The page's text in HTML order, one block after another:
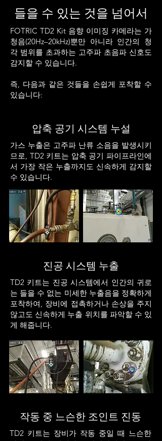
들을 수 있는 것을 넘어서
FOTRIC TD2 Kit 음향 이미징 카메라는 가
청음(20Hz–20kHz)뿐만 아니라 인간의 청
각 범위를 초과하는 고주파 초음파 신호도
감지할 수 있습니다.
즉, 다음과 같은 것들을 손쉽게 포착할 수
있습니다:
압축 공기 시스템 누설
가스 누출은 고주파 난류 소음을 발생시키
므로, TD2 키트는 압축 공기 파이프라인에
서 가장 작은 누출까지도 신속하게 감지할
수 있습니다.
진공 시스템 누출
TD2 키트는 진공 시스템에서 인간의 귀로
는 들을 수 없는 미세한 누출음을 정확하게
포착하여, 장비에 접촉하거나 손상을 주지
않고도 신속하게 누출 위치를 파악할 수 있
게 해줍니다.
작동 중 느슨한 조인트 진동
TD2 키트는 장비가 작동 중일 때 느슨한